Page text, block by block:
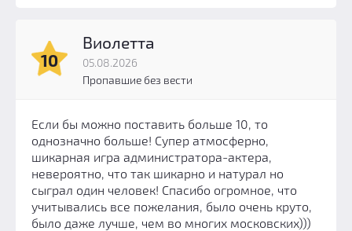
10
Виолетта
05.08.2026
Пропавшие без вести
Если бы можно поставить больше 10, то
однозначно больше! Супер атмосферно,
шикарная игра администратора-актера,
невероятно, что так шикарно и натурал но
сыграл один человек! Спасибо огромное, что
учитывались все пожелания, было очень круто,
было даже лучше, чем во многих московских)))